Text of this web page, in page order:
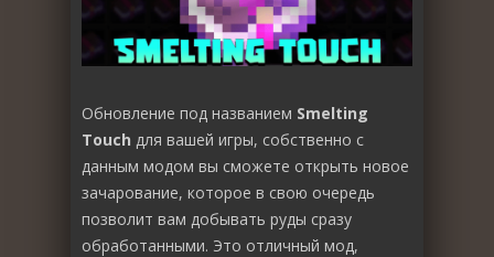
Обновление под названием Smelting
Touch для вашей игры, собственно с
данным модом вы сможете открыть новое
зачарование, которое в свою очередь
позволит вам добывать руды сразу
обработанными. Это отличный мод,